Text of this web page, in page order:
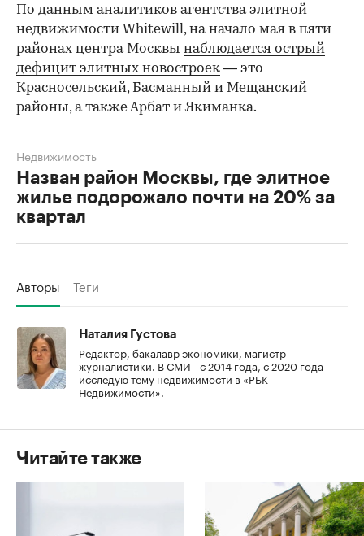
По данным аналитиков агентства элитной
недвижимости Whitewill, на начало мая в пяти
районах центра Москвы наблюдается острый
дефицит элитных новостроек — это
Красносельский, Басманный и Мещанский
районы, а также Арбат и Якиманка.
Назван район Москвы, где элитное
жилье подорожало почти на 20% за
квартал
Недвижимость
Авторы Теги
Наталия Густова
Редактор, бакалавр экономики, магистр
журналистики. В СМИ - с 2014 года, с 2020 года
исследую тему недвижимости в «РБК-
Недвижимости».
Читайте также